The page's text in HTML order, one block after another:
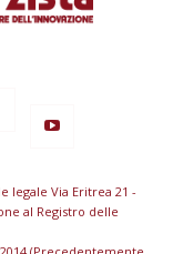
legale Via Eritrea 21 -
al Registro delle